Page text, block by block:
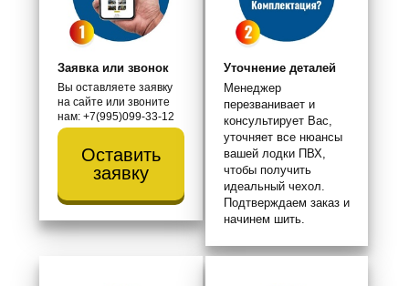
Заявка или звонок
Вы оставляете заявку
на сайте или звоните
нам: +7(995)099-33-12
Оставить
заявку
Уточнение деталей
Менеджер
перезванивает и
консультирует Вас,
уточняет все нюансы
вашей лодки ПВХ,
чтобы получить
идеальный чехол.
Подтверждаем заказ и
начинем шить.